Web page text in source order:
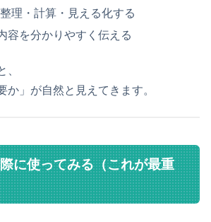
理・計算・見える化する
容を分かりやすく伝える
、
か」が自然と見えてきます。
に使ってみる（これが最重